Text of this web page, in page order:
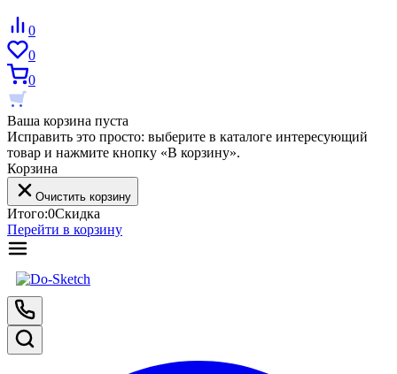
0
0
0
Ваша корзина пуста
Исправить это просто: выберите в каталоге интересующий
товар и нажмите кнопку «В корзину».
Корзина
Очистить корзину
Итого:0Скидка
Перейти в корзину